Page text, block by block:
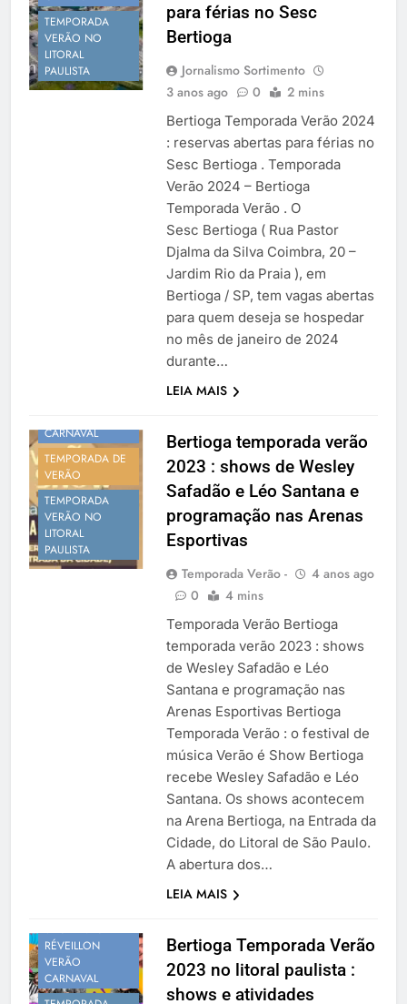
Temporada Verão 2027
TEMPORADA
VERÃO NO
LITORAL
PAULISTA
para férias no Sesc
Bertioga
Jornalismo Sortimento
3 anos ago
0 2 mins
Bertioga Temporada Verão 2024
: reservas abertas para férias no
Sesc Bertioga . Temporada
Verão 2024 – Bertioga
Temporada Verão . O
Sesc Bertioga ( Rua Pastor
Djalma da Silva Coimbra, 20 –
Jardim Rio da Praia ), em
Bertioga / SP, tem vagas abertas
para quem deseja se hospedar
no mês de janeiro de 2024
durante…
LEIA MAIS
CARNAVAL
TEMPORADA DE
VERÃO
TEMPORADA
VERÃO NO
LITORAL
PAULISTA
Bertioga temporada verão
2023 : shows de Wesley
Safadão e Léo Santana e
programação nas Arenas
Esportivas
Temporada Verão -
4 anos ago
0
4 mins
Temporada Verão Bertioga
temporada verão 2023 : shows
de Wesley Safadão e Léo
Santana e programação nas
Arenas Esportivas Bertioga
Temporada Verão : o festival de
música Verão é Show Bertioga
recebe Wesley Safadão e Léo
Santana. Os shows acontecem
na Arena Bertioga, na Entrada da
Cidade, do Litoral de São Paulo.
A abertura dos…
LEIA MAIS
SÃO PAULO
RÉVEILLON
VERÃO
CARNAVAL
Bertioga Temporada Verão
2023 no litoral paulista :
shows e atividades